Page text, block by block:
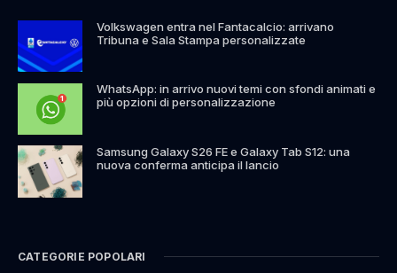
Volkswagen entra nel Fantacalcio: arrivano
Tribuna e Sala Stampa personalizzate
WhatsApp: in arrivo nuovi temi con sfondi animati e
più opzioni di personalizzazione
Samsung Galaxy S26 FE e Galaxy Tab S12: una
nuova conferma anticipa il lancio
CATEGORIE POPOLARI